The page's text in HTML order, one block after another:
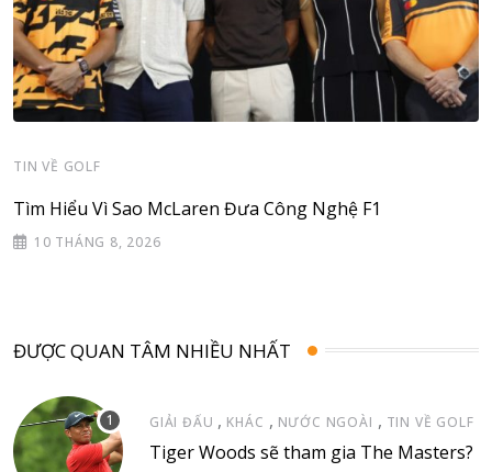
TIN VỀ GOLF
Tìm Hiểu Vì Sao McLaren Đưa Công Nghệ F1
10 THÁNG 8, 2026
ĐƯỢC QUAN TÂM NHIỀU NHẤT
GIẢI ĐẤU , KHÁC , NƯỚC NGOÀI , TIN VỀ GOLF
Tiger Woods sẽ tham gia The Masters?